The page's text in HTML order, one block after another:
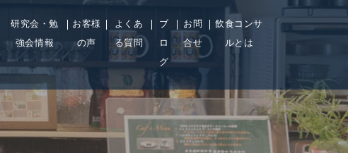
研究会・勉
強会情報
お客様
の声
よくあ
る質問
ブ
ロ
グ
お問
合せ
飲食コンサ
ルとは